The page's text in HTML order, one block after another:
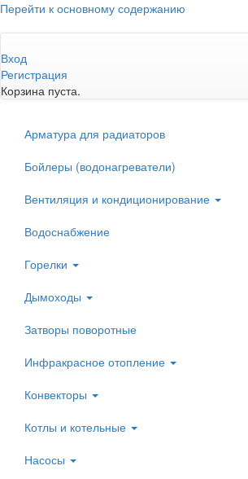
Перейти к основному содержанию
Вход
Регистрация
Корзина пуста.
Арматура для радиаторов
Бойлеры (водонагреватели)
Вентиляция и кондиционирование
Водоснабжение
Горелки
Дымоходы
Затворы поворотные
Инфракрасное отопление
Конвекторы
Котлы и котельные
Насосы